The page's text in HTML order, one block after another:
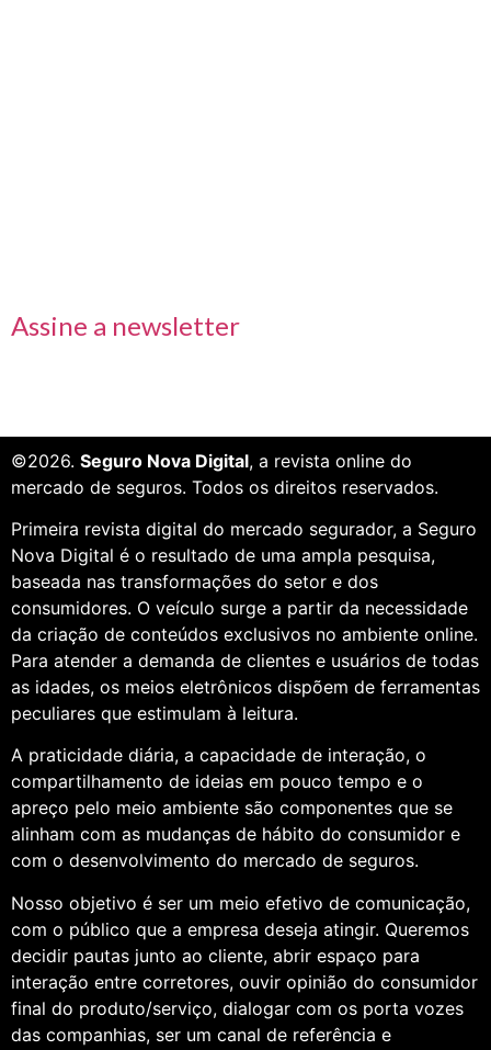
Assine a newsletter
©2026. Seguro Nova Digital, a revista online do
mercado de seguros. Todos os direitos reservados.
Primeira revista digital do mercado segurador, a Seguro
Nova Digital é o resultado de uma ampla pesquisa,
baseada nas transformações do setor e dos
consumidores. O veículo surge a partir da necessidade
da criação de conteúdos exclusivos no ambiente online.
Para atender a demanda de clientes e usuários de todas
as idades, os meios eletrônicos dispõem de ferramentas
peculiares que estimulam à leitura.
A praticidade diária, a capacidade de interação, o
compartilhamento de ideias em pouco tempo e o
apreço pelo meio ambiente são componentes que se
alinham com as mudanças de hábito do consumidor e
com o desenvolvimento do mercado de seguros.
Nosso objetivo é ser um meio efetivo de comunicação,
com o público que a empresa deseja atingir. Queremos
decidir pautas junto ao cliente, abrir espaço para
interação entre corretores, ouvir opinião do consumidor
final do produto/serviço, dialogar com os porta vozes
das companhias, ser um canal de referência e